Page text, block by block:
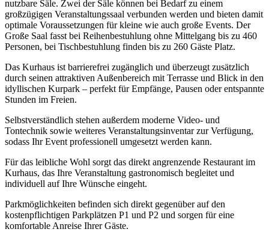
nutzbare Säle. Zwei der Säle können bei Bedarf zu einem
großzügigen Veranstaltungssaal verbunden werden und bieten damit
optimale Voraussetzungen für kleine wie auch große Events. Der
Große Saal fasst bei Reihenbestuhlung ohne Mittelgang bis zu 460
Personen, bei Tischbestuhlung finden bis zu 260 Gäste Platz.
Das Kurhaus ist barrierefrei zugänglich und überzeugt zusätzlich
durch seinen attraktiven Außenbereich mit Terrasse und Blick in den
idyllischen Kurpark – perfekt für Empfänge, Pausen oder entspannte
Stunden im Freien.
Selbstverständlich stehen außerdem moderne Video- und
Tontechnik sowie weiteres Veranstaltungsinventar zur Verfügung,
sodass Ihr Event professionell umgesetzt werden kann.
Für das leibliche Wohl sorgt das direkt angrenzende Restaurant im
Kurhaus, das Ihre Veranstaltung gastronomisch begleitet und
individuell auf Ihre Wünsche eingeht.
Parkmöglichkeiten befinden sich direkt gegenüber auf den
kostenpflichtigen Parkplätzen P1 und P2 und sorgen für eine
komfortable Anreise Ihrer Gäste.